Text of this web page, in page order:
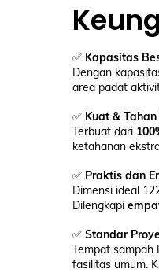
✅ Kapasitas
Dengan
area padat
✅ Kuat &
Terbuat dari
ketahanan
✅ Praktis dan
Dimensi ideal
Dilengkapi
✅ Standar
Tempat sampah
fasilitas umum.